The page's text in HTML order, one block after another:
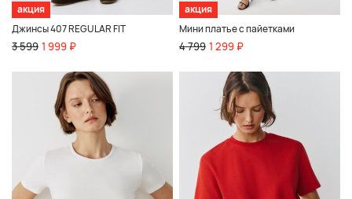
акция
Джинсы 407 REGULAR FIT
3 599 1 999 ₽
акция
Мини платье с пайетками
4 799 1 299 ₽